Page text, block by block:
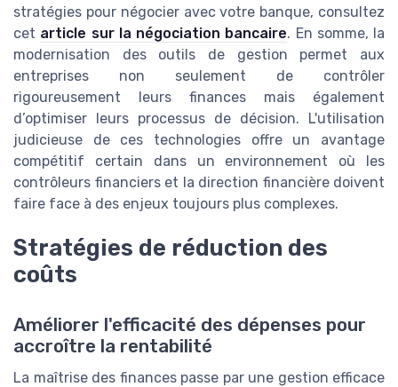
stratégies pour négocier avec votre banque, consultez
cet article sur la négociation bancaire. En somme, la
modernisation des outils de gestion permet aux
entreprises non seulement de contrôler
rigoureusement leurs finances mais également
d’optimiser leurs processus de décision. L'utilisation
judicieuse de ces technologies offre un avantage
compétitif certain dans un environnement où les
contrôleurs financiers et la direction financière doivent
faire face à des enjeux toujours plus complexes.
Stratégies de réduction des
coûts
Améliorer l'efficacité des dépenses pour
accroître la rentabilité
La maîtrise des finances passe par une gestion efficace